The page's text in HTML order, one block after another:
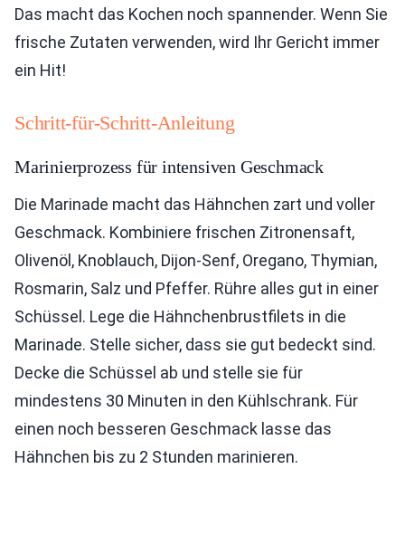
Das macht das Kochen noch spannender. Wenn Sie
frische Zutaten verwenden, wird Ihr Gericht immer
ein Hit!
Schritt-für-Schritt-Anleitung
Marinierprozess für intensiven Geschmack
Die Marinade macht das Hähnchen zart und voller
Geschmack. Kombiniere frischen Zitronensaft,
Olivenöl, Knoblauch, Dijon-Senf, Oregano, Thymian,
Rosmarin, Salz und Pfeffer. Rühre alles gut in einer
Schüssel. Lege die Hähnchenbrustfilets in die
Marinade. Stelle sicher, dass sie gut bedeckt sind.
Decke die Schüssel ab und stelle sie für
mindestens 30 Minuten in den Kühlschrank. Für
einen noch besseren Geschmack lasse das
Hähnchen bis zu 2 Stunden marinieren.